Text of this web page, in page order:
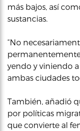
más bajos, así
sustancias.
“No
permanentemente
yendo y viniendo
ambas ciudades
También, añadió
por políticas
que convierte al